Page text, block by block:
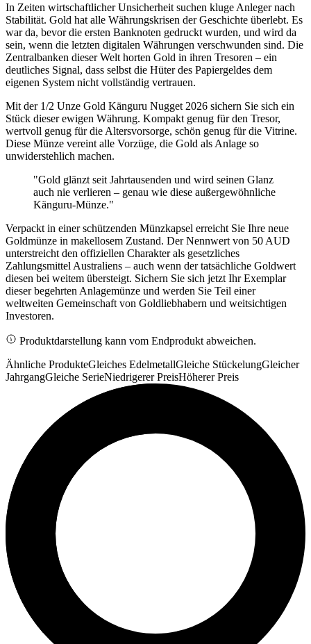
In Zeiten wirtschaftlicher Unsicherheit suchen kluge Anleger nach
Stabilität. Gold hat alle Währungskrisen der Geschichte überlebt. Es
war da, bevor die ersten Banknoten gedruckt wurden, und wird da
sein, wenn die letzten digitalen Währungen verschwunden sind. Die
Zentralbanken dieser Welt horten Gold in ihren Tresoren – ein
deutliches Signal, dass selbst die Hüter des Papiergeldes dem
eigenen System nicht vollständig vertrauen.
Mit der 1/2 Unze Gold Känguru Nugget 2026 sichern Sie sich ein
Stück dieser ewigen Währung. Kompakt genug für den Tresor,
wertvoll genug für die Altersvorsorge, schön genug für die Vitrine.
Diese Münze vereint alle Vorzüge, die Gold als Anlage so
unwiderstehlich machen.
"Gold glänzt seit Jahrtausenden und wird seinen Glanz
auch nie verlieren – genau wie diese außergewöhnliche
Känguru-Münze."
Verpackt in einer schützenden Münzkapsel erreicht Sie Ihre neue
Goldmünze in makellosem Zustand. Der Nennwert von 50 AUD
unterstreicht den offiziellen Charakter als gesetzliches
Zahlungsmittel Australiens – auch wenn der tatsächliche Goldwert
diesen bei weitem übersteigt. Sichern Sie sich jetzt Ihr Exemplar
dieser begehrten Anlagemünze und werden Sie Teil einer
weltweiten Gemeinschaft von Goldliebhabern und weitsichtigen
Investoren.
Produktdarstellung kann vom Endprodukt abweichen.
Ähnliche ProdukteGleiches EdelmetallGleiche StückelungGleicher
JahrgangGleiche SerieNiedrigerer PreisHöherer Preis